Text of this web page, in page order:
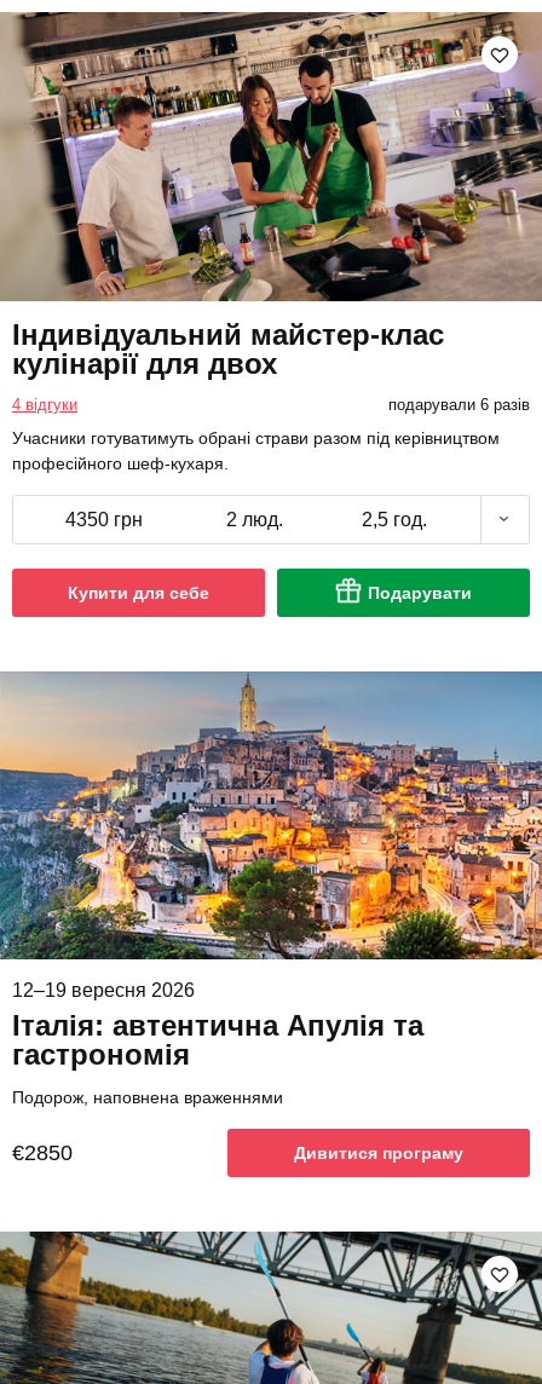
Індивідуальний майстер-клас
кулінарії для двох
4 відгуки подарували 6 разів
Учасники готуватимуть обрані страви разом під керівництвом
професійного шеф-кухаря.
4350 грн 2 люд. 2,5 год.
Купити для себе Подарувати
12–19 вересня 2026
Італія: автентична Апулія та
гастрономія
Подорож, наповнена враженнями
€2850 Дивитися програму